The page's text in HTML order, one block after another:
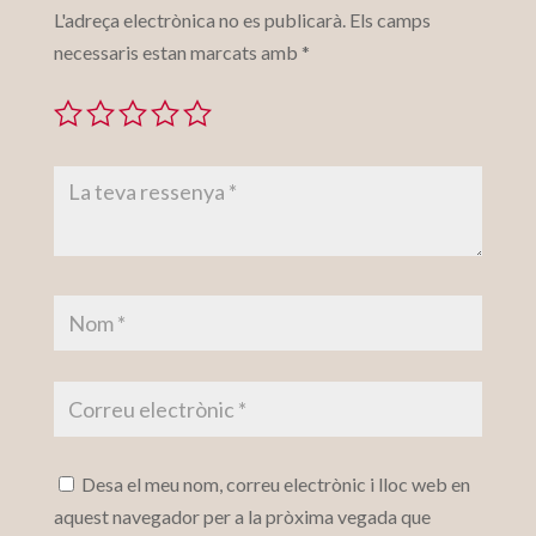
L'adreça electrònica no es publicarà. Els camps
necessaris estan marcats amb *
Desa el meu nom, correu electrònic i lloc web en
aquest navegador per a la pròxima vegada que